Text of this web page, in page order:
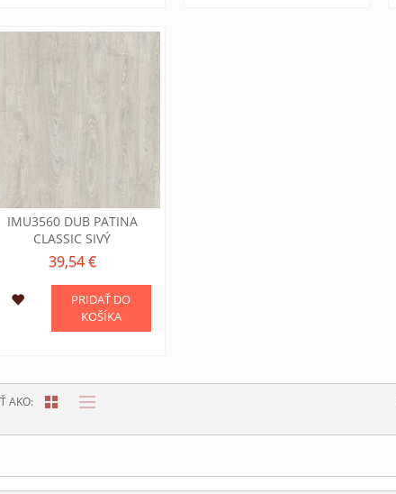
IMU3560 DUB PATINA
CLASSIC SIVÝ
39,54 €
PRIDAŤ DO
KOŠÍKA
AKO